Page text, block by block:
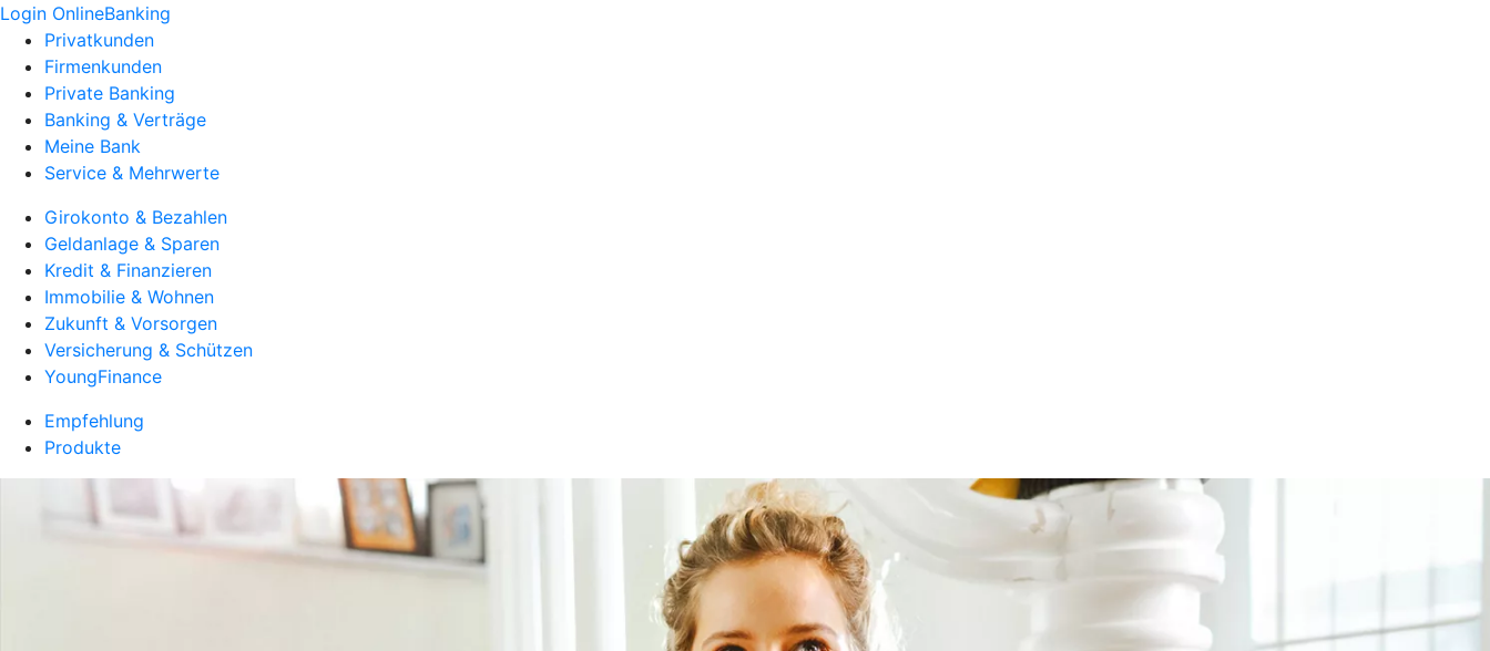
Login OnlineBanking
Privatkunden
Firmenkunden
Private Banking
Banking & Verträge
Meine Bank
Service & Mehrwerte
Girokonto & Bezahlen
Geldanlage & Sparen
Kredit & Finanzieren
Immobilie & Wohnen
Zukunft & Vorsorgen
Versicherung & Schützen
YoungFinance
Empfehlung
Produkte